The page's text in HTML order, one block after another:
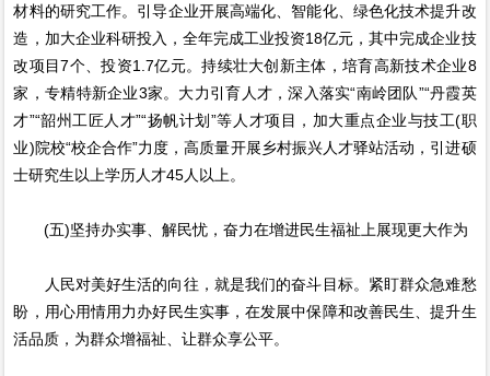
材料的研究工作。引导企业开展高端化、智能化、绿色化技术提升改
造，加大企业科研投入，全年完成工业投资18亿元，其中完成企业技
改项目7个、投资1.7亿元。持续壮大创新主体，培育高新技术企业8
家，专精特新企业3家。大力引育人才，深入落实“南岭团队”“丹霞英
才”“韶州工匠人才”“扬帆计划”等人才项目，加大重点企业与技工(职
业)院校“校企合作”力度，高质量开展乡村振兴人才驿站活动，引进硕
士研究生以上学历人才45人以上。
(五)坚持办实事、解民忧，奋力在增进民生福祉上展现更大作为
人民对美好生活的向往，就是我们的奋斗目标。紧盯群众急难愁
盼，用心用情用力办好民生实事，在发展中保障和改善民生、提升生
活品质，为群众增福祉、让群众享公平。